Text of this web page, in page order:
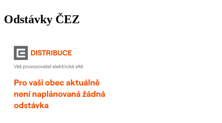
Odstávky ČEZ